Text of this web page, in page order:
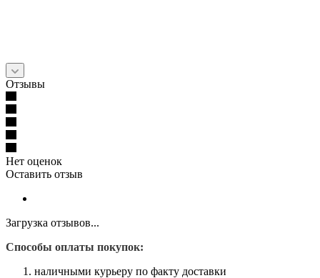
Отзывы
Нет оценок
Оставить отзыв
Загрузка отзывов...
Способы оплаты покупок:
наличными курьеру по факту доставки